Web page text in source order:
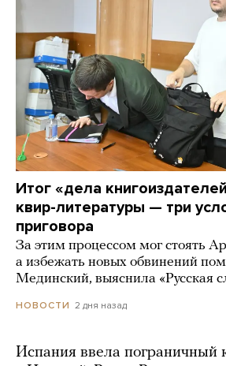
Итог «дела
квир-литературы — три
приговора
За этим процессом мог стоять
а избежать новых обвинений
Мединский, выяснила «Русская
НОВОСТИ 2 дня назад
Испания ввела пограничный